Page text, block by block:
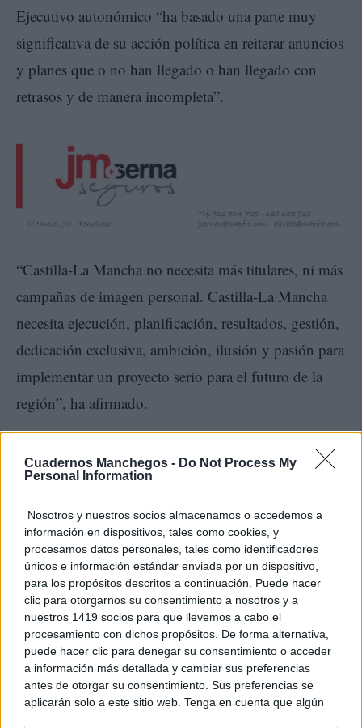
Cuadernos Manchegos - Do Not Process My
Personal Information
Nosotros y nuestros socios almacenamos o accedemos a
información en dispositivos, tales como cookies, y
procesamos datos personales, tales como identificadores
únicos e información estándar enviada por un dispositivo,
para los propósitos descritos a continuación. Puede hacer
clic para otorgarnos su consentimiento a nosotros y a
nuestros 1419 socios para que llevemos a cabo el
procesamiento con dichos propósitos. De forma alternativa,
puede hacer clic para denegar su consentimiento o acceder
a información más detallada y cambiar sus preferencias
antes de otorgar su consentimiento. Sus preferencias se
aplicarán solo a este sitio web. Tenga en cuenta que algún
Ejecutivo autonómico “ha basado una parte muy
significativa de su acción política en reiterar anuncios
y planes que o no han llegado o han llegado con
retrasos y de manera incompleta”.
“Castilla-La Mancha no necesita más titulares, ni más
campañas de imagen personal. Castilla-La Mancha
necesita ejecución, planificación, resultados, gestión,
dedicación exclusiva, ambición, ilusión y pasión para
implementar un proyecto serio para el futuro de la
región”, ha afirmado.
OPORTUNIDADES PERDIDAS PARA CLM
Por último, Núñez ha defendido una forma de
gobernar basada en la eficacia, la planificación y el
interés general, frente a lo que considera una década
de oportunidades perdidas para Castilla-La Mancha.
“Once años después, el balance es claro, demasiadas
promesas, demasiados anuncios y demasiadas
oportunidades perdidas. Castilla-La Mancha tiene